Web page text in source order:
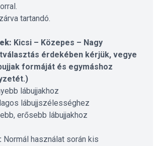
tartandó.
Kicsi – Közepes – Nagy
érdekében kérjük, vegye
formáját és egymáshoz
lábujjakhoz
lábujjszélességhez
erősebb lábujjakhoz
Normál használat során kis